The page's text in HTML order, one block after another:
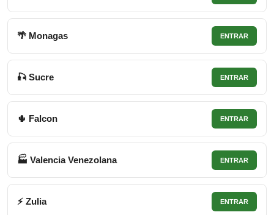
🌴 Monagas ENTRAR
🎣 Sucre ENTRAR
🌵 Falcon ENTRAR
🏭 Valencia Venezolana ENTRAR
⚡ Zulia ENTRAR